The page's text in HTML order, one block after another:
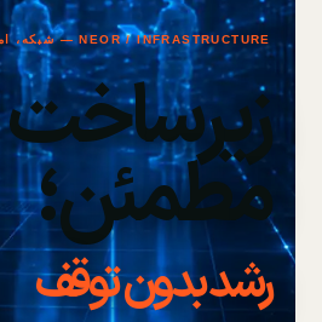
NEOR / INFRASTRUCTURE — شبکه، امنیت، ابر و عملیات
زیرساخت
مطمئن؛
رشد بدون توقف